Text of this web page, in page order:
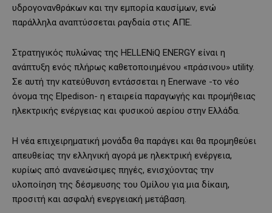
υδρογονανθράκων και την εμπορία καυσίμων, ενώ
παράλληλα αναπτύσσεται ραγδαία στις ΑΠΕ.
Στρατηγικός πυλώνας της HELLENiQ ENERGY είναι η
ανάπτυξη ενός πλήρως καθετοποιημένου «πράσινου» utility.
Σε αυτή την κατεύθυνση εντάσσεται η Enerwave -το νέο
όνομα της Elpedison- η εταιρεία παραγωγής και προμήθειας
ηλεκτρικής ενέργειας και φυσικού αερίου στην Ελλάδα.
Η νέα επιχειρηματική μονάδα θα παράγει και θα προμηθεύει
απευθείας την ελληνική αγορά με ηλεκτρική ενέργεια,
κυρίως από ανανεώσιμες πηγές, ενισχύοντας την
υλοποίηση της δέσμευσης του Ομίλου για μια δίκαιη,
προσιτή και ασφαλή ενεργειακή μετάβαση.